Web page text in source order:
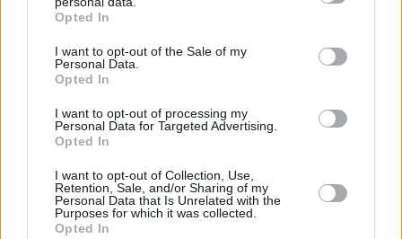
grant or deny consent to Google and its third-party tags to
use your data for below specified purposes in below Google
consent section.
Opted In
I want to opt-out of the Sale of my
Personal Data.
Opted In
I want to opt-out of processing my
Personal Data for Targeted Advertising.
Opted In
I want to opt-out of Collection, Use,
Retention, Sale, and/or Sharing of my
Personal Data that Is Unrelated with the
Purposes for which it was collected.
Opted In
Το DEI College παρουσιάζει τη Sophia. Την πρώτη 24/7
βοηθό AI που αλλάζει τον τρόπο με τον οποίο μαθαίνουν οι
φοιτητές
30.07.2026, 09:33
Η Smart φοιτητική κατοικία στην καρδιά της Αθήνας
03.08.2026, 10:56